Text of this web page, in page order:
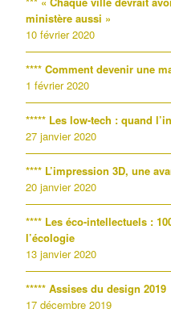
ministère aussi »
10 février 2020
**** Comment devenir une
1 février 2020
***** Les low-tech : quand
27 janvier 2020
**** L’impression 3D, une
20 janvier 2020
**** Les éco-intellectuels :
l’écologie
13 janvier 2020
***** Assises du design 2019
17 décembre 2019